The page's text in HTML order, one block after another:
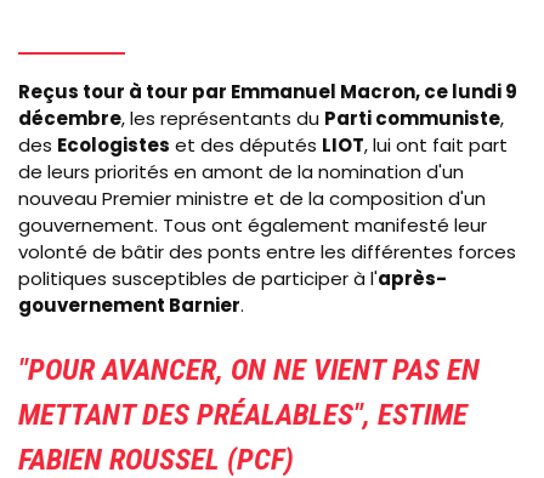
Reçus tour à tour par Emmanuel Macron, ce lundi 9
décembre, les représentants du Parti communiste,
des Ecologistes et des députés LIOT,lui ont fait part
de leurs priorités en amont de la nomination d'un
nouveau Premier ministre et de la composition d'un
gouvernement. Tous ont également manifesté leur
volonté de bâtir des ponts entre les différentes forces
politiques susceptibles de participer à l'après-
gouvernement Barnier.
"POUR AVANCER, ON NE VIENT PAS EN
METTANT DES PRÉALABLES", ESTIME
FABIEN ROUSSEL (PCF)